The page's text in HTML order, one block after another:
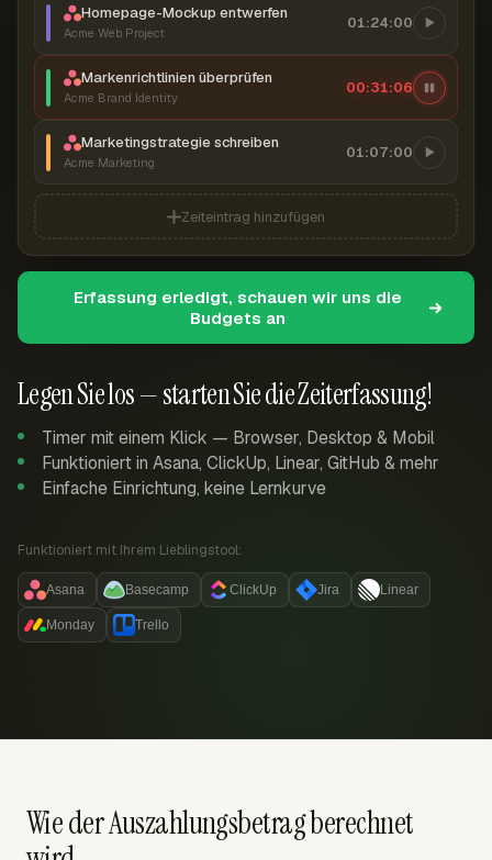
Legen Sie los — starten Sie die Zeiterfassung!
Timer mit einem Klick — Browser, Desktop & Mobil
Funktioniert in Asana, ClickUp, Linear, GitHub & mehr
Einfache Einrichtung, keine Lernkurve
Funktioniert mit Ihrem Lieblingstool:
Asana Basecamp ClickUp Jira Linear
Monday Trello
Homepage-Mockup entwerfen
Acme Web Project
01:24:00
Markenrichtlinien überprüfen
Acme Brand Identity
00:31:07
Marketingstrategie schreiben
Acme Marketing
01:07:00
Zeiteintrag hinzufügen
Erfassung erledigt, schauen wir uns die
Budgets an
Wie der Auszahlungsbetrag berechnet